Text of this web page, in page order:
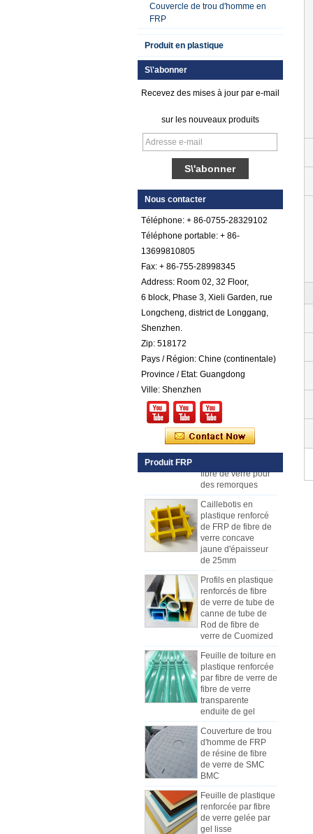
Couvercle de trou d'homme en
FRP
Produit en plastique
S\'abonner
Recevez des mises à jour par e-mail
sur les nouveaux produits
Nous contacter
Téléphone: + 86-0755-28329102
Téléphone portable: + 86-
13699810805
Fax: + 86-755-28998345
Address: Room 02, 32 Floor,
6 block, Phase 3, Xieli Garden, rue
Longcheng, district de Longgang,
Shenzhen.
Zip: 518172
Pays / Région: Chine (continentale)
Province / Etat: Guangdong
Ville: Shenzhen
Produit FRP
Feuille de plastique
renforcée par fibre
gel lisse
Feuille de galet de
FRP en plastique
renforcé par fibre de
verre cotonnée par
gel coloré par
Blanc Noir RV
Extérieur isolé GRP
FRP Panneaux à
vendre
Panneau composé
de mousse d'unité
centrale de
plastique renforcé
par fibre de verre de
des remorques
Caillebotis en
plastique renforcé
de FRP de fibre de
verre concave
jaune d'épaisseur
de 25mm
Profils en plastique
renforcés de fibre
de verre de tube de
canne de tube de
Rod de fibre de
verre de Cuomized
Feuille de toiture en
plastique renforcée
par fibre de verre de
fibre de verre
transparente
enduite de gel
Couverture de trou
d'homme de FRP
de résine de fibre
de verre de SMC
BMC
Feuille de plastique
renforcée par fibre
de verre gelée par
gel lisse
Comment choisir les panneaux de
carrosserie de camion réfrigéré
En raison du coût, de l'installation et
de la construction, les panneaux
des camions frigorifiques ont été
progressivement fabriqués en
panneaux composites de PRF. Les
panneaux composites en PRF sont
constitués de méplats en PRF et
sont utilisés comme deux couches
de fond et de sommet, en plus du
Les différences entre la feuille de
mécanisme de FRP et les feuilles
de Lay-up de main